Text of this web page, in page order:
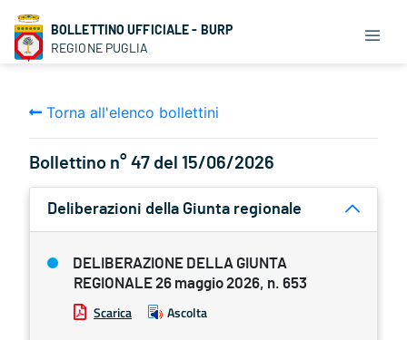
BOLLETTINO UFFICIALE - BURP
REGIONE PUGLIA
Torna all'elenco bollettini
Bollettino n° 47 del 15/06/2026
Deliberazioni della Giunta regionale
DELIBERAZIONE DELLA GIUNTA
REGIONALE 26 maggio 2026, n. 653
Scarica Ascolta